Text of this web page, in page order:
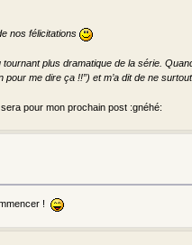
nos félicitations
plus dramatique de la série.
me dire ça !!”) et m’a dit de ne
pour mon prochain post :gnéhé:
!